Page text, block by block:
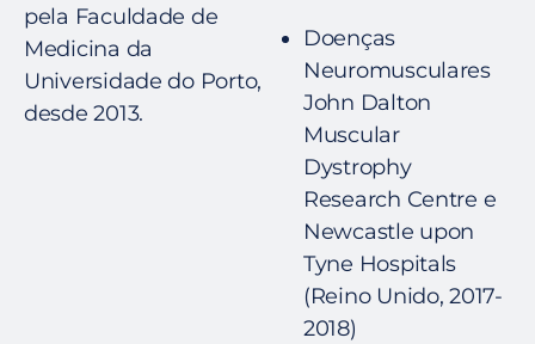
pela Faculdade de
Medicina da
Universidade do Porto,
desde 2013.
Doenças
Neuromusculares
John Dalton
Muscular
Dystrophy
Research Centre e
Newcastle upon
Tyne Hospitals
(Reino Unido, 2017-
2018)